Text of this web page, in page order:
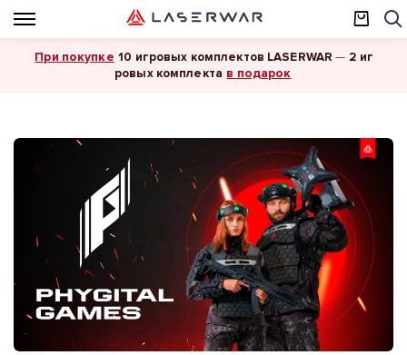
При покупке 10 игровых комплектов LASERWAR — 2 иг
ровых комплекта в подарок